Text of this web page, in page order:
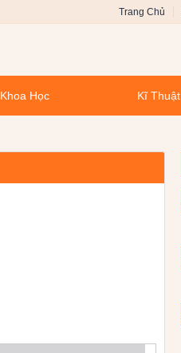
Trang Chủ
Khoa Học Kĩ Thuật